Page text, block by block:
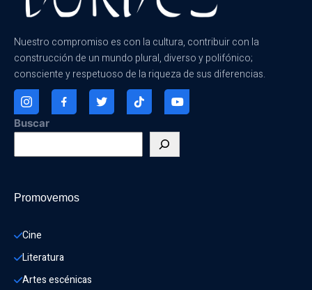
Nuestro compromiso es con la cultura, contribuir con la
construcción de un mundo plural, diverso y polifónico;
consciente y respetuoso de la riqueza de sus diferencias.
Buscar
Promovemos
Cine
Literatura
Artes escénicas